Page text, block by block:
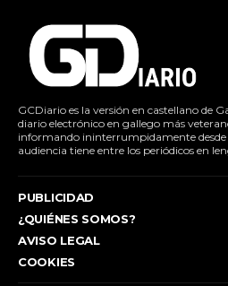
GCDiario es la versión en castellano de
diario electrónico en gallego más
informando ininterrumpidamente desde
audiencia tiene entre los periódicos en
PUBLICIDAD
¿QUIÉNES SOMOS?
AVISO LEGAL
COOKIES